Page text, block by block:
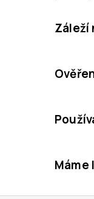
Záleží
Máme